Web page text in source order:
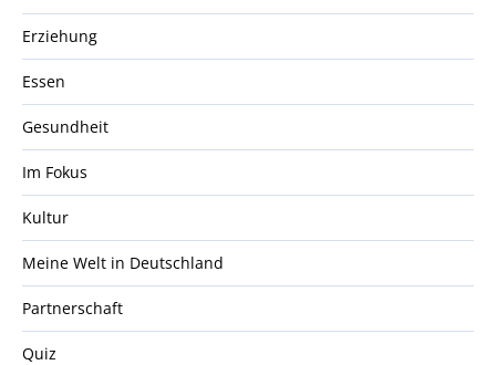
Erziehung
Essen
Gesundheit
Im Fokus
Kultur
Meine Welt in Deutschland
Partnerschaft
Quiz